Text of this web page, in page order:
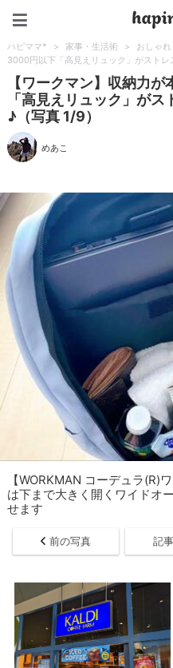
ハピママ* > 家事・生活術 > おしゃれ
3000円以下「高見えリュック」がスト
【ワークマン】収納力
「高見えリュック」が
♪（写真 1/9）
めあこ
【WORKMAN コーデュラ(R)
は下まで大きく開くワイドオ
せます
前の写真 記